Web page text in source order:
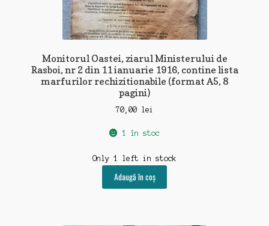
Monitorul Oastei, ziarul Ministerului de
Rasboi, nr 2 din 11 ianuarie 1916, contine lista
marfurilor rechizitionabile (format A5, 8
pagini)
70,00 lei
1 în stoc
Only 1 left in stock
Adaugă în coș